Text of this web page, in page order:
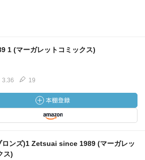
1 (マーガレットコミックス)
3.36 19
ンズ)1 Zetsuai since 1989 (マーガレッ
ス)